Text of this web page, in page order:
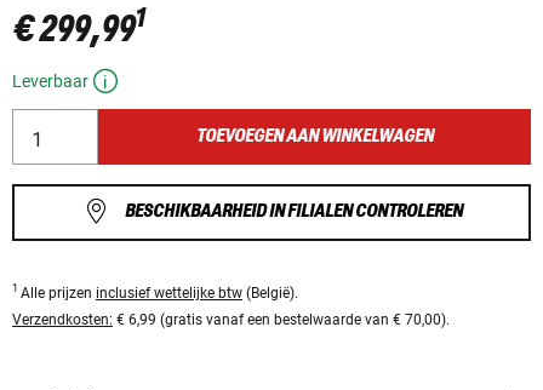
€ 299,991
Leverbaar
TOEVOEGEN AAN WINKELWAGEN
BESCHIKBAARHEID IN FILIALEN CONTROLEREN
1 Alle prijzen inclusief wettelijke btw (België).
Verzendkosten: € 6,99 (gratis vanaf een bestelwaarde van € 70,00).